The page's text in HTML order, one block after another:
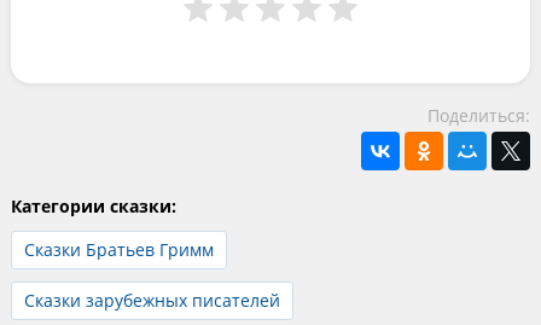
Поделиться:
Категории сказки:
Сказки Братьев Гримм
Сказки зарубежных писателей